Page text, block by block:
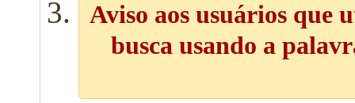
Aviso aos usuários que
busca usando a